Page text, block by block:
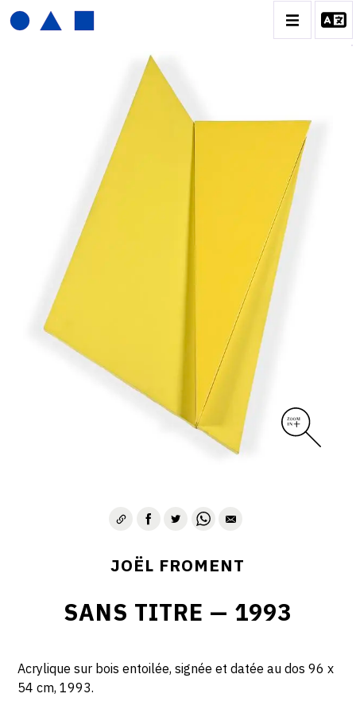
JOËL FROMENT
CATALOGUE DES OEUVRES
JOËL FROMENT
SANS TITRE — 1993
Acrylique sur bois entoilée, signée et datée au dos 96 x
54 cm, 1993.